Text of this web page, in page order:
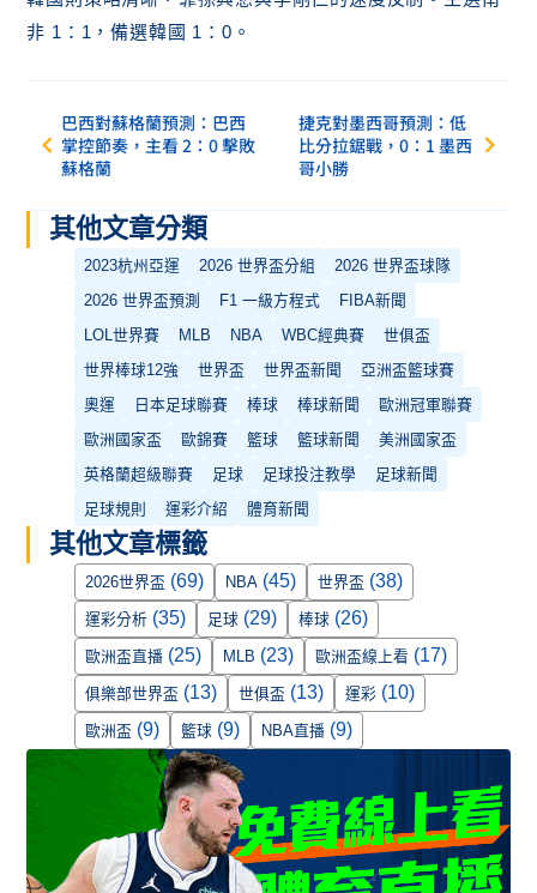
非 1：1，備選韓國 1：0。
巴西對蘇格蘭預測：巴西
掌控節奏，主看 2：0 擊敗
蘇格蘭
捷克對墨西哥預測：低
比分拉鋸戰，0：1 墨西
哥小勝
其他文章分類
2023杭州亞運 2026 世界盃分組
2026 世界盃球隊
2026 世界盃預測
F1 一級方程式
FIBA新聞
LOL世界賽
MLB NBA WBC經典賽
世俱盃
世界棒球12強
世界盃 世界盃新聞
亞洲盃籃球賽
奧運
日本足球聯賽 棒球 棒球新聞
歐洲冠軍聯賽
歐洲國家盃
歐錦賽 籃球 籃球新聞
美洲國家盃
英格蘭超級聯賽
足球 足球投注教學
足球新聞
足球規則
運彩介紹 體育新聞
其他文章標籤
2026世界盃 (69) NBA (45) 世界盃 (38)
運彩分析 (35) 足球 (29) 棒球 (26)
歐洲盃直播 (25) MLB (23) 歐洲盃線上看 (17)
俱樂部世界盃 (13) 世俱盃 (13) 運彩 (10)
歐洲盃 (9) 籃球 (9) NBA直播 (9)